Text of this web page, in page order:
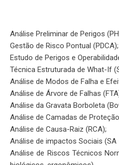
Análise Preliminar de Perigos
Gestão de Risco Pontual (PDCA);
Estudo de Perigos e
Técnica Estruturada de What-If
Análise de Modos de Falha e
Análise de Árvore de Falhas
Análise da Gravata Borboleta
Análise de Camadas de
Análise de Causa-Raiz (RCA);
Análise de impactos Sociais
Análise de Riscos Técnicos